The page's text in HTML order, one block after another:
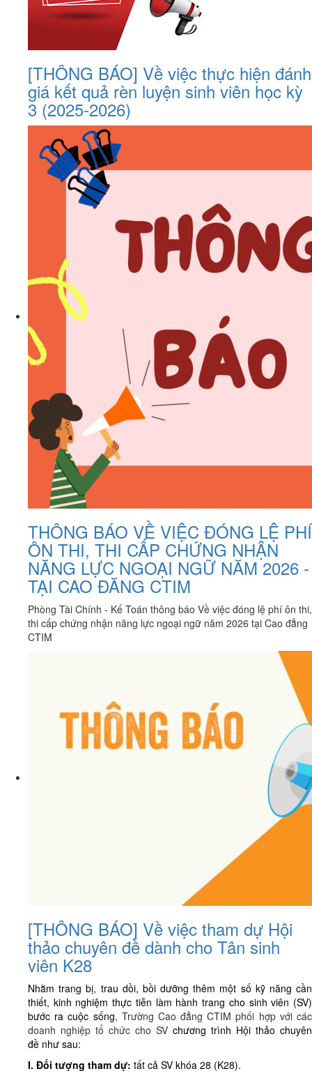
[THÔNG BÁO] Về việc thực hiện đánh
giá kết quả rèn luyện sinh viên học kỳ
3 (2025-2026)
THÔNG BÁO VỀ VIỆC ĐÓNG LỆ PHÍ
ÔN THI, THI CẤP CHỨNG NHẬN
NĂNG LỰC NGOẠI NGỮ NĂM 2026 -
TẠI CAO ĐĂNG CTIM
Phòng Tài Chính - Kế Toán thông báo Về việc đóng lệ phí ôn thi,
thi cấp chứng nhận năng lực ngoại ngữ năm 2026 tại Cao đẳng
CTIM
[THÔNG BÁO] Về việc tham dự Hội
thảo chuyên đề dành cho Tân sinh
viên K28
Nhằm trang bị, trau dồi, bồi dưỡng thêm một số kỹ năng cần
thiết, kinh nghiệm thực tiễn làm hành trang cho sinh viên (SV)
bước ra cuộc sống, Trường Cao đẳng CTIM phối hợp với các
doanh nghiệp tổ chức cho SV chương trình Hội thảo chuyên
đề như sau:
I. Đối tượng tham dự: tất cả SV khóa 28 (K28).